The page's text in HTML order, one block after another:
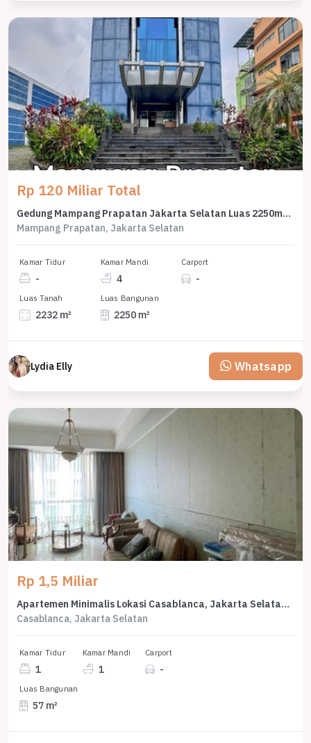
Rp 120 Miliar Total
Gedung Mampang Prapatan Jakarta Selatan Luas 2250m2 Dijual Cepat
Mampang Prapatan, Jakarta Selatan
Kamar Tidur
-
Kamar Mandi
4
Carport
-
Luas Tanah
2232 m²
Luas Bangunan
2250 m²
Lydia Elly Whatsapp
Rp 1,5 Miliar
Apartemen Minimalis Lokasi Casablanca, Jakarta Selatan, Harga 1,5 Miliar
Casablanca, Jakarta Selatan
Kamar Tidur
1
Kamar Mandi
1
Carport
-
Luas Bangunan
57 m²